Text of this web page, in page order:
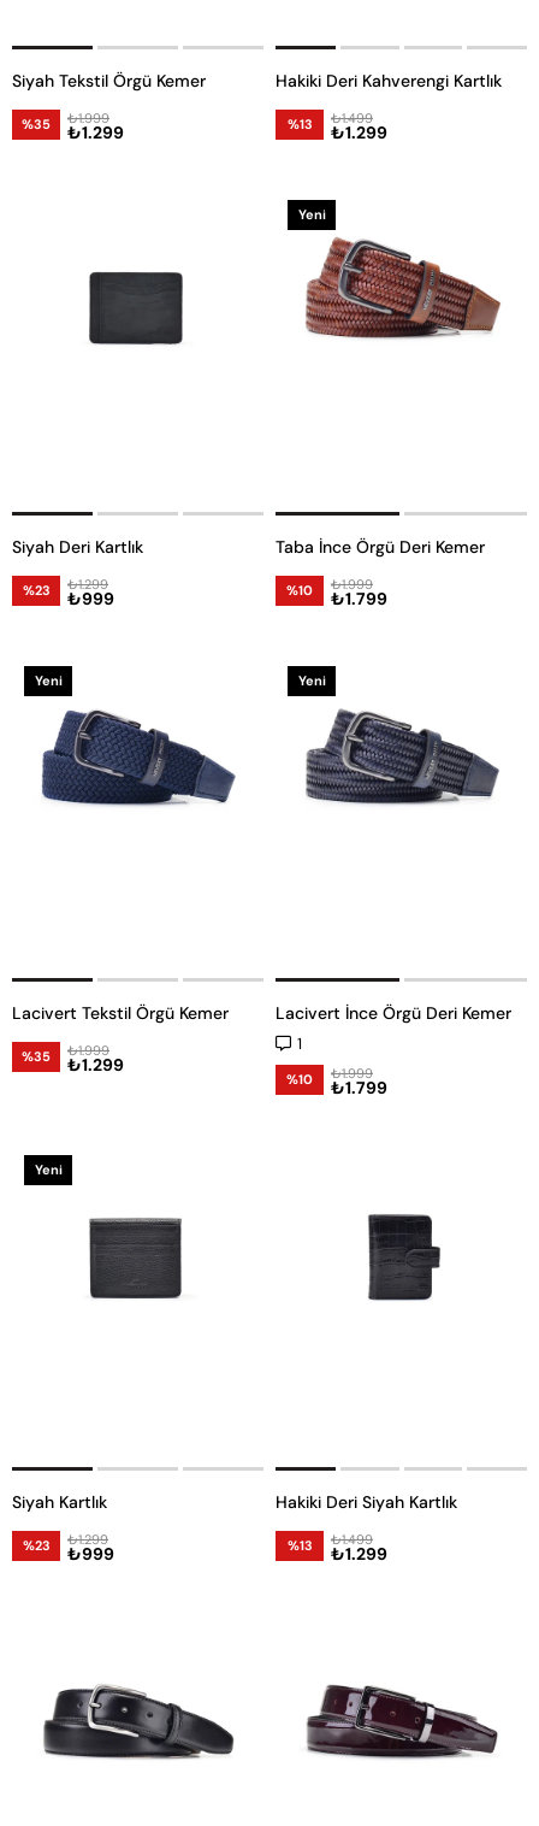
Siyah Tekstil Örgü Kemer
%35 ₺1.299
₺1.999
Hakiki Deri Kahverengi Kartlık
%13 ₺1.299
₺1.499
Siyah Deri Kartlık
%23 ₺999
₺1.299
Taba İnce Örgü Deri Kemer
%10 ₺1.799
₺1.999
Yeni
Lacivert Tekstil Örgü Kemer
%35 ₺1.299
₺1.999
Yeni
Lacivert İnce Örgü Deri Kemer
1
%10 ₺1.799
₺1.999
Yeni
Siyah Kartlık
%23 ₺999
₺1.299
Yeni
Hakiki Deri Siyah Kartlık
%13 ₺1.299
₺1.499